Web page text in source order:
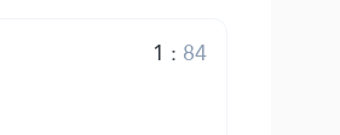
1 : 84